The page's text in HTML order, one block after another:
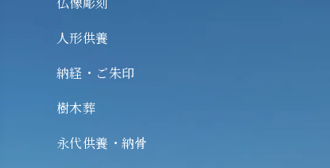
人形供養
納経・ご朱印
樹木葬
永代供養・納骨